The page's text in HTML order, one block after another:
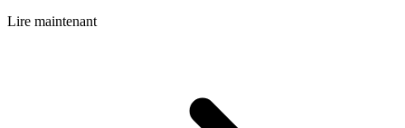
Lire maintenant